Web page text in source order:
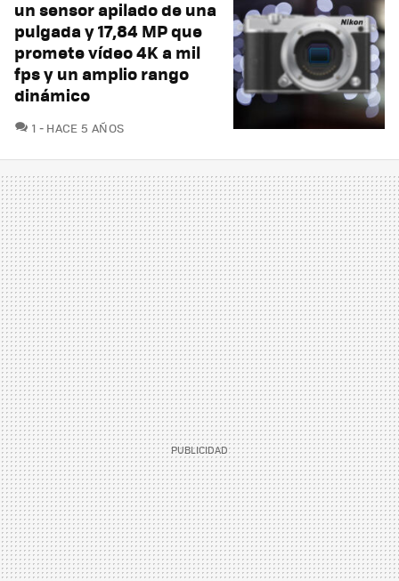
un sensor apilado de una
pulgada y 17,84 MP que
promete vídeo 4K a mil
fps y un amplio rango
dinámico
1 COMENTARIOS
HACE 5 AÑOS